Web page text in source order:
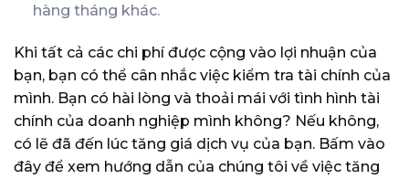
hàng tháng khác.
Khi tất cả các chi phí được cộng vào lợi nhuận của
bạn, bạn có thể cân nhắc việc kiểm tra tài chính của
mình. Bạn có hài lòng và thoải mái với tình hình tài
chính của doanh nghiệp mình không? Nếu không,
có lẽ đã đến lúc tăng giá dịch vụ của bạn. Bấm vào
đây để xem hướng dẫn của chúng tôi về việc tăng